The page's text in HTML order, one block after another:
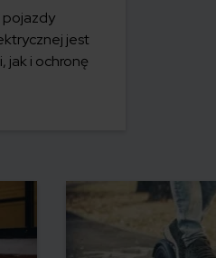
pojazdy
jest
jak i ochronę